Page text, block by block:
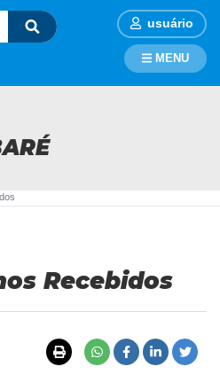
usuário
MENU
Recebidos